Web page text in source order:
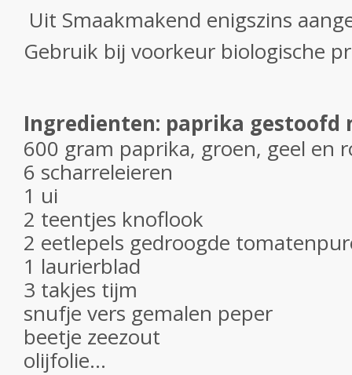
Uit Smaakmakend enigszins
Gebruik bij voorkeur biologische
Ingredienten: paprika gestoofd
600 gram paprika, groen, geel en
6 scharreleieren
1 ui
2 teentjes knoflook
2 eetlepels gedroogde
1 laurierblad
3 takjes tijm
snufje vers gemalen peper
beetje zeezout
olijfolie...